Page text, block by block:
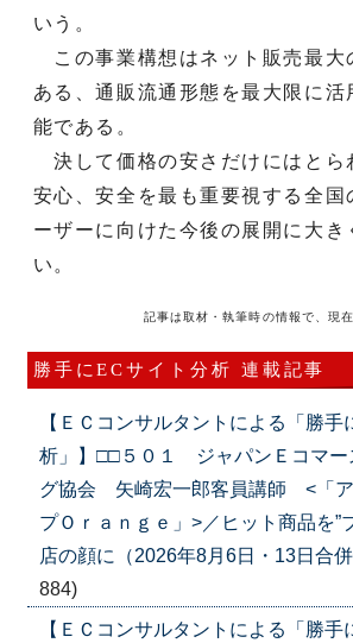
いう。
この事業構想はネット販売最大
ある、通販流通形態を最大限に活
能である。
決して価格の安さだけにはとら
安心、安全を最も重要視する全国
ーザーに向けた今後の展開に大き
い。
記事は取材・執筆時の情報で、現
勝手にECサイト分析 連載記事
【ＥＣコンサルタントによる「勝手
析」】□□５０１ ジャパンＥコマー
グ協会 矢崎宏一郎客員講師 <「ア
プＯｒａｎｇｅ」>／ヒット商品を”
店の顔に（2026年8月6日・13日合
884)
【ＥＣコンサルタントによる「勝手